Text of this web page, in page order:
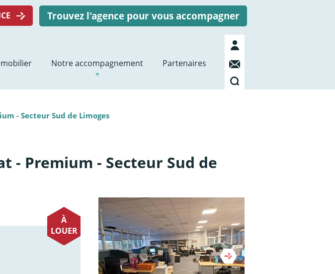
Trouvez l'agence pour vous accompagner
Notre accompagnement Partenaires
Mon
compte
Contact
Recherche
- Secteur Sud de Limoges
- Premium - Secteur Sud de
À
LOUER